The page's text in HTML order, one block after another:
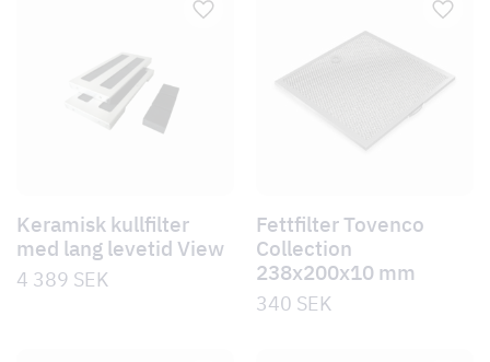
Keramisk kullfilter
med lang levetid View
4 389 SEK
Fettfilter Tovenco
Collection
238x200x10 mm
340 SEK